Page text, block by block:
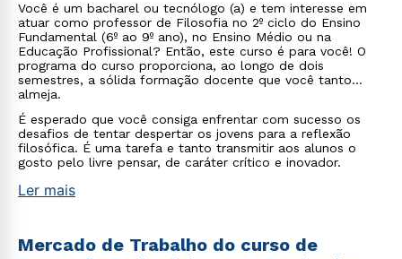
Você é um bacharel ou tecnólogo (a) e tem interesse em
atuar como professor de Filosofia no 2º ciclo do Ensino
Fundamental (6º ao 9º ano), no Ensino Médio ou na
Educação Profissional? Então, este curso é para você! O
programa do curso proporciona, ao longo de dois
semestres, a sólida formação docente que você tanto
almeja.
É esperado que você consiga enfrentar com sucesso os
desafios de tentar despertar os jovens para a reflexão
filosófica. É uma tarefa e tanto transmitir aos alunos o
gosto pelo livre pensar, de caráter crítico e inovador.
Ler mais
Mercado de Trabalho do curso de